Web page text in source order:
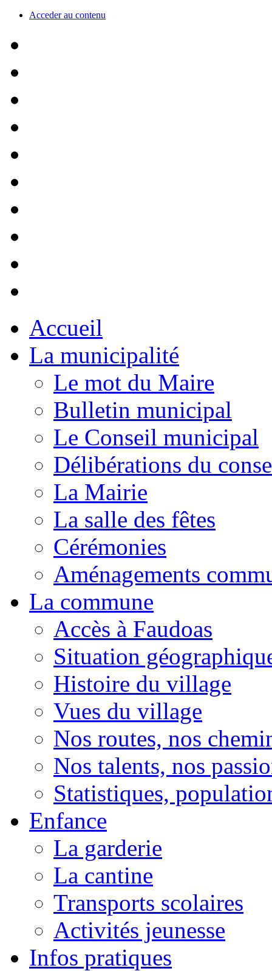
Acceder au contenu
Accueil
La municipalité
Le mot du Maire
Bulletin municipal
Le Conseil municipal
Délibérations du
La Mairie
La salle des fêtes
Cérémonies
Aménagements
La commune
Accès à Faudoas
Situation
Histoire du village
Vues du village
Nos routes, nos
Nos talents, nos
Statistiques,
Enfance
La garderie
La cantine
Transports scolaires
Activités jeunesse
Infos pratiques